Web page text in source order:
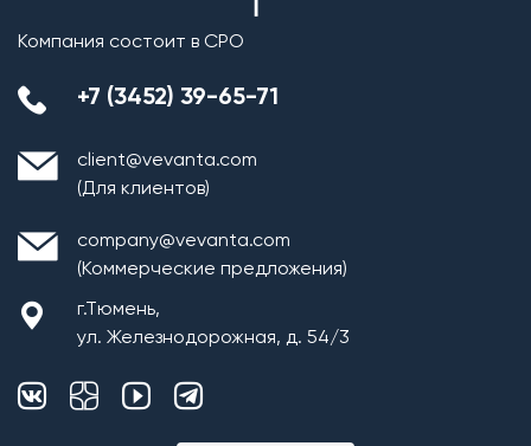
Компания состоит в СРО
+7 (3452) 39-65-71
client@vevanta.com
(Для клиентов)
company@vevanta.com
(Коммерческие предложения)
г.Тюмень,
ул. Железнодорожная, д. 54/3